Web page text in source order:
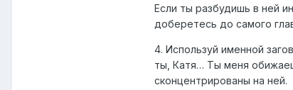
Если ты разбудишь в ней
доберетесь до самого
4. Используй именной
ты, Катя… Ты меня
сконцентрированы на ней.